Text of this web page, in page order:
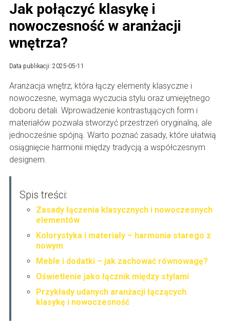
Jak połączyć klasykę i
nowoczesność w aranżacji
wnętrza?
Data publikacji: 2025-05-11
Aranżacja wnętrz, która łączy elementy klasyczne i
nowoczesne, wymaga wyczucia stylu oraz umiejętnego
doboru detali. Wprowadzenie kontrastujących form i
materiałów pozwala stworzyć przestrzeń oryginalną, ale
jednocześnie spójną. Warto poznać zasady, które ułatwią
osiągnięcie harmonii między tradycją a współczesnym
designem.
Spis treści:
Zasady łączenia klasycznych i nowoczesnych
elementów
Kolorystyka i materiały – harmonia starego z
nowym
Meble i dodatki – jak zachować równowagę?
Oświetlenie jako łącznik między stylami
Przykłady udanych aranżacji łączących
klasykę i nowoczesność